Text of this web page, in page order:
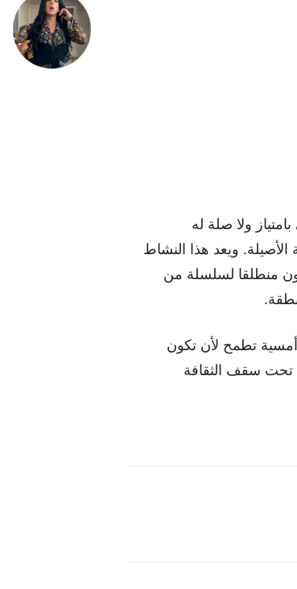
ولا صلة له
الأصيلة. ويعد هذا النشاط
منطلقا لسلسلة من
أمسية تطمح لأن تكون
تحت سقف الثقافة